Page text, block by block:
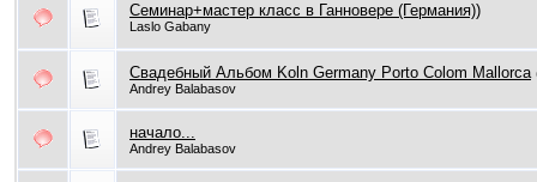
Семинар+мастер класс в Ганновере (Германия))
Laslo Gabany
Свадебный Альбом Koln Germany Porto Colom Mallorca
Andrey Balabasov
начало...
Andrey Balabasov